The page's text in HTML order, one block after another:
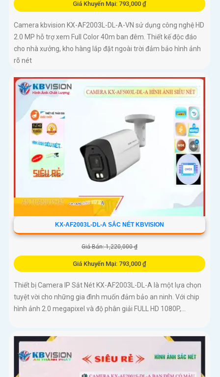
Giá Khuyến Mại: 793,000 ₫
Camera kbvision KX-AF2003L-DL-A-VN sử dụng công nghệ HD
2.0 MP hỗ trợ xem Full Color 40m ban đêm. Thiết kế độc đáo
cho nhà xưởng, kho hàng lắp đặt ngoài trời đảm bảo hình ảnh
rõ nét
KX-AF2003L-DL-A SẮC NÉT KBVISION
Giá Bán: 1,220,000 ₫
Giá Khuyến Mại: 793,000 ₫
Thiết bị Camera IP Sắt Nét KX-AF2003L-DL-A là một lựa chọn
tuyệt vời cho những gia đình muốn đảm bảo an ninh. Với chip
hình ảnh 2.0 megapixel và độ phân giải FULL HD 1080P,...